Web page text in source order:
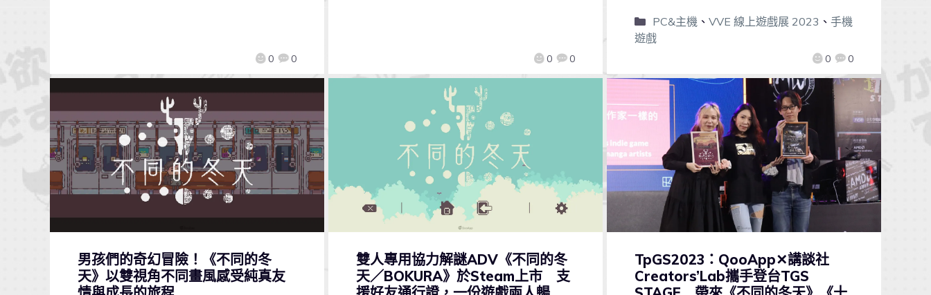
0 0 0 0 0 0
PC&主機 、 VVE 線上遊戲展 2023 、 手機
遊戲
男孩們的奇幻冒險！《不同的冬
天》以雙視角不同畫風感受純真友
雙人專用協力解謎ADV《不同的冬
天／BOKURA》於Steam上市 支
TpGS2023：QooApp✕講談社
Creators’Lab攜手登台TGS